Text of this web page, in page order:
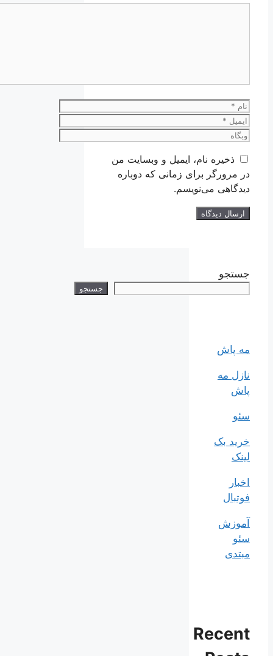
نام
ایمیل
وبگاه
ذخیره نام، ایمیل و وبسایت من
در مرورگر برای زمانی که دوباره
دیدگاهی می‌نویسم.
جستجو
جستجو
مه پاش
نازل مه
پاش
سئو
خرید بک
لینک
اخبار
فوتبال
آموزش
سئو
مبتدی
Recent